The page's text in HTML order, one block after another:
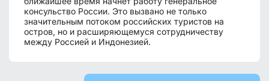
консульство России. Это вызвано не только
значительным потоком российских туристов на
остров, но и расширяющемуся сотрудничеству
между Россией и Индонезией.